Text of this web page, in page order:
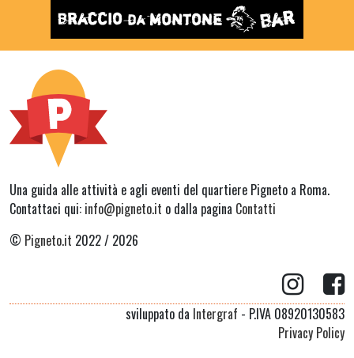
Una guida alle attività e agli eventi del quartiere Pigneto a Roma.
Contattaci qui: info@pigneto.it o dalla pagina Contatti
© Pigneto.it 2022 / 2026
sviluppato da Intergraf - P.IVA 08920130583
Privacy Policy